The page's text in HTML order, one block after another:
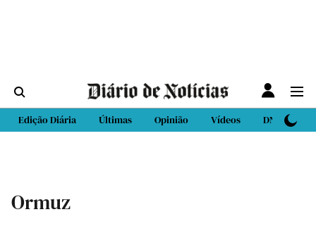
Edição Diária Últimas Opinião Vídeos DN Sport
Ormuz